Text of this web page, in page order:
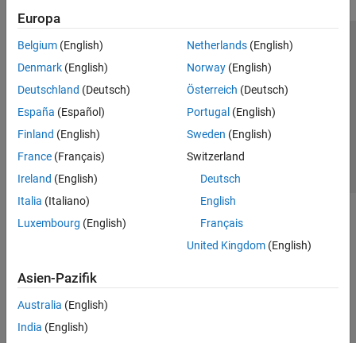
Europa
Belgium (English)
Denmark (English)
Deutschland (Deutsch)
España (Español)
Finland (English)
France (Français)
Ireland (English)
Italia (Italiano)
Luxembourg (English)
Netherlands(English)
Norway(English)
Österreich (Deutsch)
Portugal (English)
Sweden (English)
Switzerland
Deutsch
English
Français
United Kingdom(English)
Asien-Pazifik
Australia (English)
India (English)
Trust Center
Datenschutz-Richtlinien
Datendiebstahl verhindern
Status von Anwendungen
© 1994-2026 The MathWorks, Inc.
Website auswählen
Deutschland